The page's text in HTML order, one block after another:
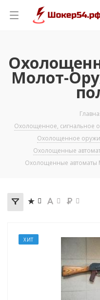
Молот-
Охолощенное, сигнальное
Охолощенное
Охолощенные
Охолощенные автоматы
ХИТ